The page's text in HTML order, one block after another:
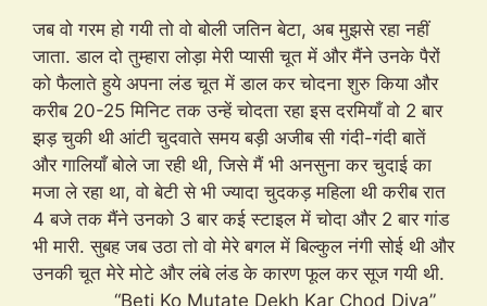
जब वो गरम हो गयी तो वो बोली जतिन बेटा, अब मुझसे रहा नहीं
जाता. डाल दो तुम्हारा लोड़ा मेरी प्यासी चूत में और मैंने उनके पैरों
को फैलाते हुये अपना लंड चूत में डाल कर चोदना शुरु किया और
करीब 20-25 मिनिट तक उन्हें चोदता रहा इस दरमियाँ वो 2 बार
झड़ चुकी थी आंटी चुदवाते समय बड़ी अजीब सी गंदी-गंदी बातें
और गालियाँ बोले जा रही थी, जिसे मैं भी अनसुना कर चुदाई का
मजा ले रहा था, वो बेटी से भी ज्यादा चुदकड़ महिला थी करीब रात
4 बजे तक मैंने उनको 3 बार कई स्टाइल में चोदा और 2 बार गांड
भी मारी. सुबह जब उठा तो वो मेरे बगल में बिल्कुल नंगी सोई थी और
उनकी चूत मेरे मोटे और लंबे लंड के कारण फूल कर सूज गयी थी.
“Beti Ko Mutate Dekh Kar Chod Diya”